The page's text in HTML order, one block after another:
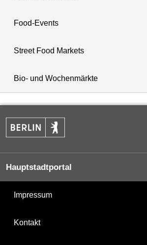
Food-Events
Street Food Markets
Bio- und Wochenmärkte
Hauptstadtportal
Impressum
Kontakt